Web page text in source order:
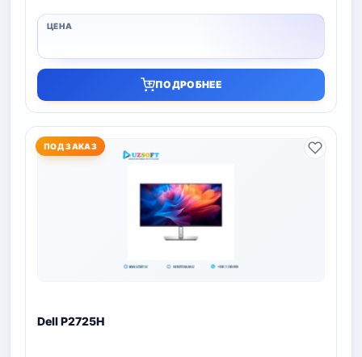
ПОДРОБНЕЕ
ПОД ЗАКАЗ
Dell P2725H